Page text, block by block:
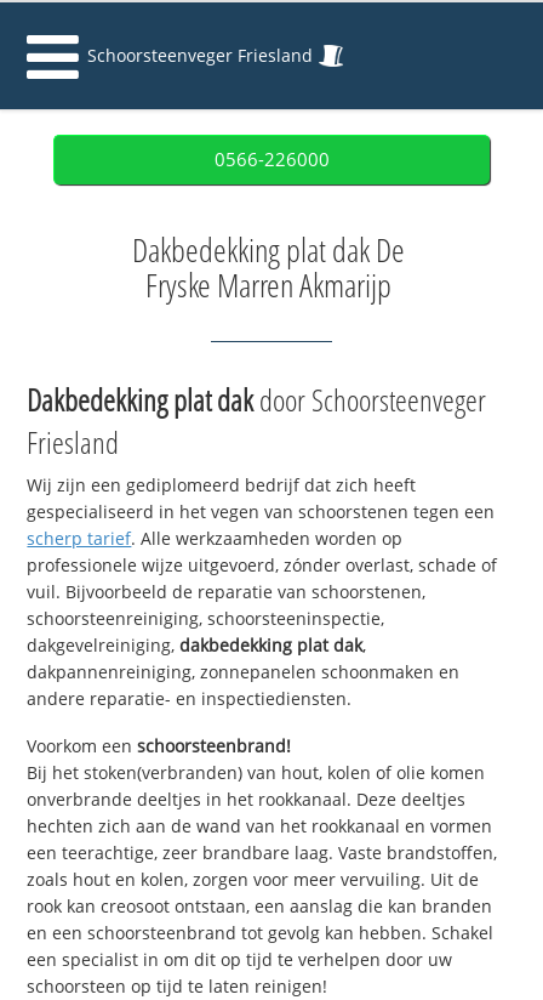
Schoorsteenveger Friesland
0566-226000
Dakbedekking plat dak De
Fryske Marren Akmarijp
Dakbedekking plat dakdoor Schoorsteenveger
Friesland
Wij zijn een gediplomeerd bedrijf dat zich heeft
gespecialiseerd in het vegen van schoorstenen tegen een
scherp tarief. Alle werkzaamheden worden op
professionele wijze uitgevoerd, zónder overlast, schade of
vuil. Bijvoorbeeld de reparatie van schoorstenen,
schoorsteenreiniging, schoorsteeninspectie,
dakgevelreiniging,dakbedekking plat dak,
dakpannenreiniging, zonnepanelen schoonmaken en
andere reparatie- en inspectiediensten.
Voorkom eenschoorsteenbrand!
Bij het stoken(verbranden) van hout, kolen of olie komen
onverbrande deeltjes in het rookkanaal. Deze deeltjes
hechten zich aan de wand van het rookkanaal en vormen
een teerachtige, zeer brandbare laag. Vaste brandstoffen,
zoals hout en kolen, zorgen voor meer vervuiling. Uit de
rook kan creosoot ontstaan, een aanslag die kan branden
en een schoorsteenbrand tot gevolg kan hebben. Schakel
een specialist in om dit op tijd te verhelpen door uw
schoorsteen op tijd te laten reinigen!